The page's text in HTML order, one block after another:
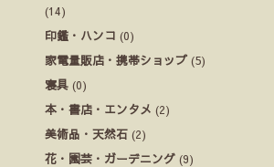
(14)
印鑑・ハンコ (0)
家電量販店・携帯ショップ (5)
寝具 (0)
本・書店・エンタメ (2)
美術品・天然石 (2)
花・園芸・ガーデニング (9)